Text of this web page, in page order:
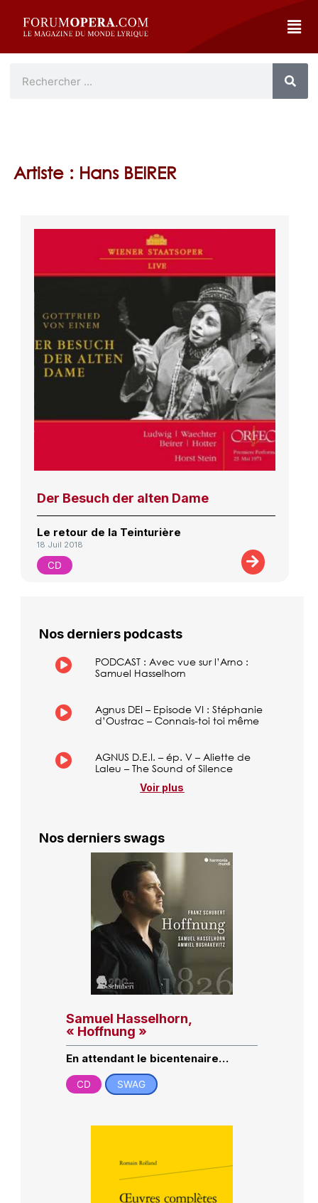
Artiste : Hans BEIRER
Der Besuch der alten Dame
Le retour de la Teinturière
18 Juil 2018
CD
Nos derniers podcasts
PODCAST : Avec vue sur l’Arno :
Samuel Hasselhorn
Agnus DEI – Episode VI : Stéphanie
d’Oustrac – Connais-toi toi même
AGNUS D.E.I. – ép. V – Aliette de
Laleu – The Sound of Silence
Voir plus
Nos derniers swags
Samuel Hasselhorn,
« Hoffnung »
En attendant le bicentenaire…
CD SWAG